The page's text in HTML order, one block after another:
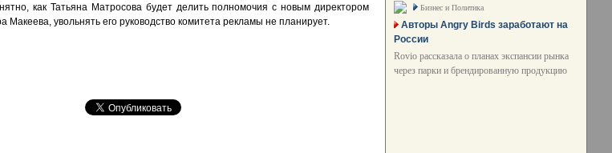
как Татьяна Матросова будет делить полномочия с новым директором
увольнять его руководство комитета рекламы не планирует.
Бизнес и Политика
Авторы Angry Birds заработают на
России
Rovio рассказала о планах экспансии рынка
через парки и брендированную продукцию